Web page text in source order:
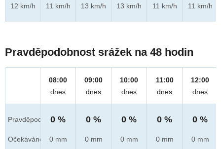
12 km/h
11 km/h
13 km/h
13 km/h
11 km/h
11 km/h
Pravděpodobnost srážek na 48 hodin
Pravděpod.
Očekáváno
08:00
dnes
0 %
0 mm
09:00
dnes
0 %
0 mm
10:00
dnes
0 %
0 mm
11:00
dnes
0 %
0 mm
12:00
dnes
0 %
0 mm